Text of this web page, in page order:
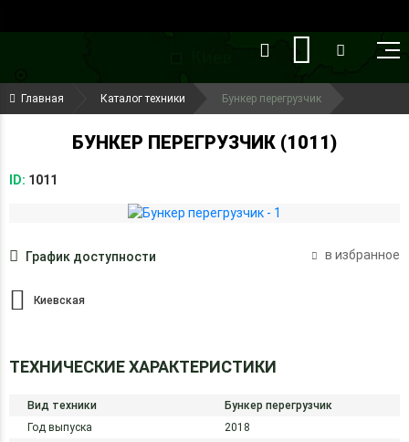
(099) 644-79-22
(050) 416-93-27
Главная Каталог техники Бункер перегрузчик
БУНКЕР ПЕРЕГРУЗЧИК (1011)
ID: 1011
График доступности в избранное
Киевская
ТЕХНИЧЕСКИЕ ХАРАКТЕРИСТИКИ
Вид техники
Бункер перегрузчик
Год выпуска
2018